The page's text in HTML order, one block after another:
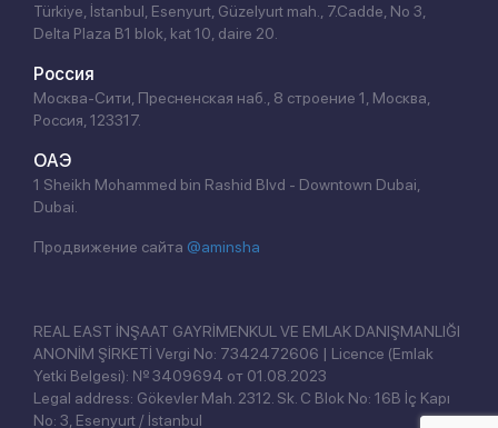
Türkiye, İstanbul, Esenyurt, Güzelyurt mah., 7.Cadde, No 3,
Delta Plaza B1 blok, kat 10, daire 20.
Россия
Москва-Сити, Пресненская наб., 8 строение 1, Москва,
Россия, 123317.
ОАЭ
1 Sheikh Mohammed bin Rashid Blvd - Downtown Dubai,
Dubai.
Продвижение сайта @aminsha
REAL EAST İNŞAAT GAYRİMENKUL VE EMLAK DANIŞMANLIĞI
ANONİM ŞİRKETİ Vergi No: 7342472606 | Licence (Emlak
Yetki Belgesi): № 3409694 от 01.08.2023
Legal address: Gökevler Mah. 2312. Sk. C Blok No: 16B İç Kapı
No: 3, Esenyurt / İstanbul